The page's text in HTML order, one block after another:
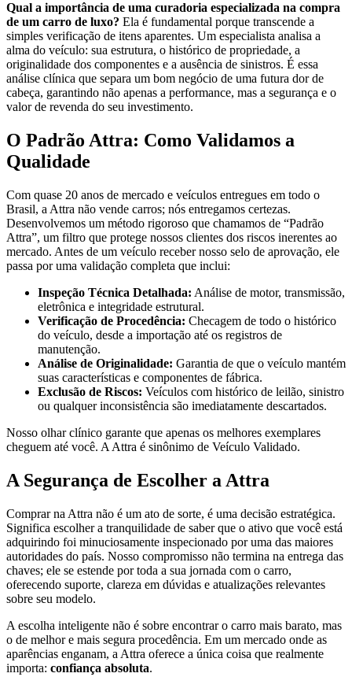
Qual a importância de uma curadoria especializada na compra
de um carro de luxo? Ela é fundamental porque transcende a
simples verificação de itens aparentes. Um especialista analisa a
alma do veículo: sua estrutura, o histórico de propriedade, a
originalidade dos componentes e a ausência de sinistros. É essa
análise clínica que separa um bom negócio de uma futura dor de
cabeça, garantindo não apenas a performance, mas a segurança e o
valor de revenda do seu investimento.
O Padrão Attra: Como Validamos a
Qualidade
Com quase 20 anos de mercado e veículos entregues em todo o
Brasil, a Attra não vende carros; nós entregamos certezas.
Desenvolvemos um método rigoroso que chamamos de “Padrão
Attra”, um filtro que protege nossos clientes dos riscos inerentes ao
mercado. Antes de um veículo receber nosso selo de aprovação, ele
passa por uma validação completa que inclui:
Inspeção Técnica Detalhada: Análise de motor, transmissão,
eletrônica e integridade estrutural.
Verificação de Procedência: Checagem de todo o histórico
do veículo, desde a importação até os registros de
manutenção.
Análise de Originalidade: Garantia de que o veículo mantém
suas características e componentes de fábrica.
Exclusão de Riscos: Veículos com histórico de leilão, sinistro
ou qualquer inconsistência são imediatamente descartados.
Nosso olhar clínico garante que apenas os melhores exemplares
cheguem até você. A Attra é sinônimo de Veículo Validado.
A Segurança de Escolher a Attra
Comprar na Attra não é um ato de sorte, é uma decisão estratégica.
Significa escolher a tranquilidade de saber que o ativo que você está
adquirindo foi minuciosamente inspecionado por uma das maiores
autoridades do país. Nosso compromisso não termina na entrega das
chaves; ele se estende por toda a sua jornada com o carro,
oferecendo suporte, clareza em dúvidas e atualizações relevantes
sobre seu modelo.
A escolha inteligente não é sobre encontrar o carro mais barato, mas
o de melhor e mais segura procedência. Em um mercado onde as
aparências enganam, a Attra oferece a única coisa que realmente
importa: confiança absoluta.